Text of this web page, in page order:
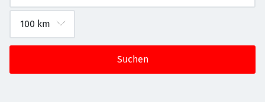
Suchen